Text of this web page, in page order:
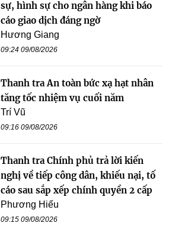
sự, hình sự cho ngân hàng khi báo
cáo giao dịch đáng ngờ
Hương Giang
09:24 09/08/2026
Thanh tra An toàn bức xạ hạt nhân
tăng tốc nhiệm vụ cuối năm
Trí Vũ
09:16 09/08/2026
Thanh tra Chính phủ trả lời kiến
nghị về tiếp công dân, khiếu nại, tố
cáo sau sắp xếp chính quyền 2 cấp
Phương Hiếu
09:15 09/08/2026